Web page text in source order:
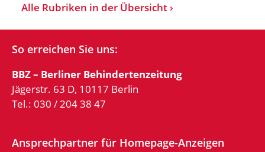
Alle Rubriken in der Übersicht
So erreichen Sie uns:
BBZ – Berliner Behindertenzeitung
Jägerstr. 63 D, 10117 Berlin
Tel.: 030 / 204 38 47
Ansprechpartner für Homepage-Anzeigen